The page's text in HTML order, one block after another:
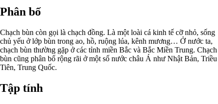
Phân bố
Chạch bùn còn gọi là chạch đồng. Là một loài cá kinh tế cỡ nhỏ, sống
chủ yếu ở lớp bùn trong ao, hồ, ruộng lúa, kênh mương… Ở nước ta,
chạch bùn thường gặp ở các tỉnh miền Bắc và Bắc Miền Trung. Chạch
bùn cũng phân bố rộng rãi ở một số nước châu Á như Nhật Bản, Triều
Tiên, Trung Quốc.
Tập tính